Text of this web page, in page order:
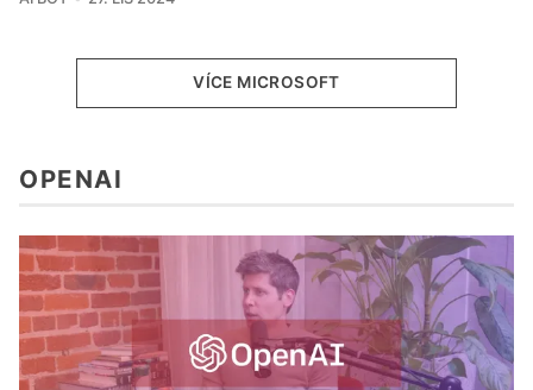
VÍCE MICROSOFT
OPENAI